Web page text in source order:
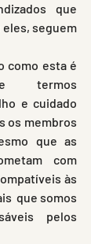
que
seguem
como esta é
termos
e cuidado
os membros
que as
com
às
que somos
pelos